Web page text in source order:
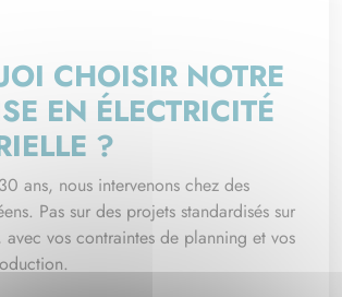
CHOISIR NOTRE
EN ÉLECTRICITÉ
?
ans, nous intervenons chez des
Pas sur des projets standardisés sur
avec vos contraintes de planning et vos